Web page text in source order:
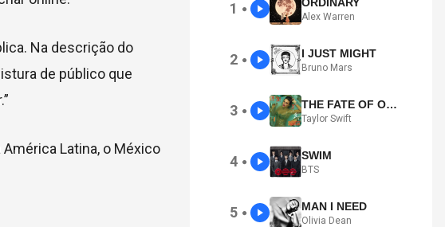
Na descrição do
de público que
Latina, o México
1 ●
Alex Warren
2 ● I JUST MIGHT
Bruno Mars
3 ● THE FATE OF OPHELIA
Taylor Swift
4 ● SWIM
BTS
5 ● MAN I NEED
Olivia Dean